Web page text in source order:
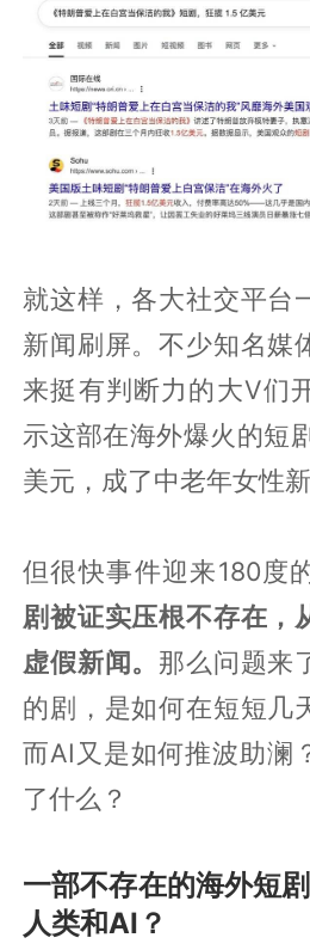
就这样，各大社交平台
新闻刷屏。不少知名媒
来挺有判断力的大V们
示这部在海外爆火的短
美元，成了中老年女性
但很快事件迎来180度
剧被证实压根不存在，
虚假新闻。 那么问题来
的剧，是如何在短短几
而AI又是如何推波助澜
了什么？
一部不存在的海外短
人类和AI？